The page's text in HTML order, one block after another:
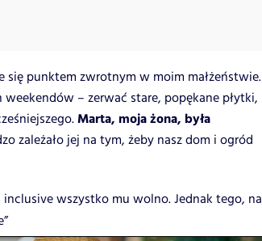
się punktem zwrotnym w moim małżeństwie.
– zerwać stare, popękane płytki,
Marta, moja żona, była
zależało jej na tym, żeby nasz dom i ogród
inclusive wszystko mu wolno. Jednak tego, na